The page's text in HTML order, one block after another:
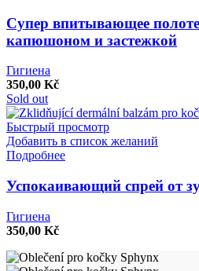
Супер впитывающее
капюшоном и застежкой
Гигиена
350,00 Kč
Sold out
Быстрый просмотр
Добавить в список желаний
Подробнее
Успокаивающий спрей от
Гигиена
350,00 Kč